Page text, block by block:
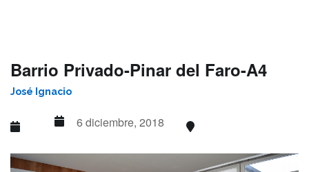
Barrio Privado-Pinar del Faro-A4
José Ignacio
6 diciembre, 2018